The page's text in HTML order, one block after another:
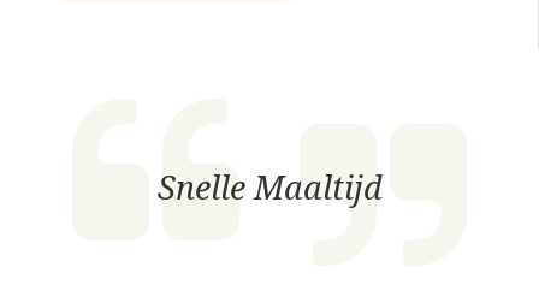
Snelle Maaltijd